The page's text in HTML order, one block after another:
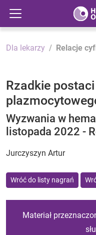
Dla lekarzy Relacje
Rzadkie
Wyzwania w
listopada 2022 -
Jurczyszyn Artur
Wróć do listy nagrań
Materiał